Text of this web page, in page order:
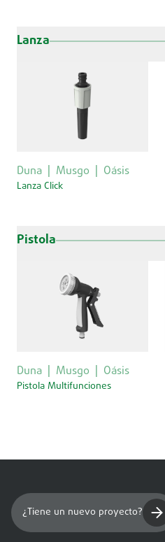
Lanza
Duna Musgo Oásis
Lanza Click
Pistola
Duna Musgo Oásis
Pistola Multifunciones
¿Tiene un nuevo proyecto?